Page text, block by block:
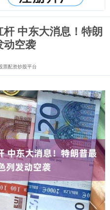
中东大消息！特朗
动空袭
票配资炒股平台